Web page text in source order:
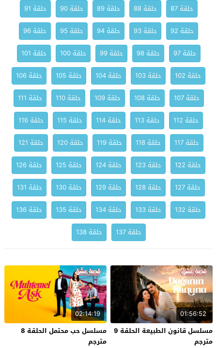
حلقة 87 حلقة 88 حلقة 89 حلقة 90
حلقة 91
حلقة 92
حلقة 93 حلقة 94 حلقة 95
حلقة 96
حلقة 97
حلقة 98 حلقة 99 حلقة 100
حلقة 101
حلقة 102
حلقة 103 حلقة 104 حلقة 105
حلقة 106
حلقة 107
حلقة 108 حلقة 109 حلقة 110
حلقة 111
حلقة 112
حلقة 113 حلقة 114 حلقة 115
حلقة 116
حلقة 117
حلقة 118 حلقة 119 حلقة 120
حلقة 121
حلقة 122
حلقة 123 حلقة 124 حلقة 125
حلقة 126
حلقة 127
حلقة 128 حلقة 129 حلقة 130
حلقة 131
حلقة 132
حلقة 133 حلقة 134 حلقة 135
حلقة 136
حلقة 137
حلقة 138
01:56:52
مسلسل قانون الطبيعة الحلقة 9
مترجم
02:14:19
مسلسل حب محتمل الحلقة 8
مترجم